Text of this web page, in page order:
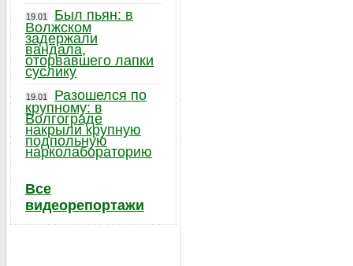
19.01
Был пьян: в
Волжском
задержали
вандала,
оторвавшего лапки
суслику
19.01
Разошелся по
крупному: в
Волгограде
накрыли крупную
подпольную
нарколабораторию
Все
видеорепортажи